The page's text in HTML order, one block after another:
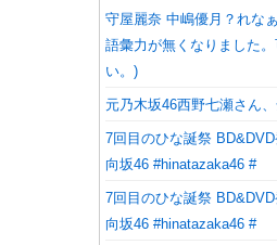
守屋麗奈 中嶋優月？れな
語彙力が無くなりました
い。)⁡
元乃木坂46西野七瀬さん
7回目のひな誕祭
向坂46 #hinatazaka46 #
7回目のひな誕祭
向坂46 #hinatazaka46 #